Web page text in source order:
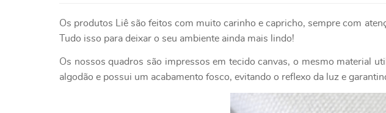
Os produtos Liê são feitos com muito carinho e capricho, sempre com
Tudo isso para deixar o seu ambiente ainda mais lindo!
Os nossos quadros são impressos em tecido canvas, o mesmo material
algodão e possui um acabamento fosco, evitando o reflexo da luz e